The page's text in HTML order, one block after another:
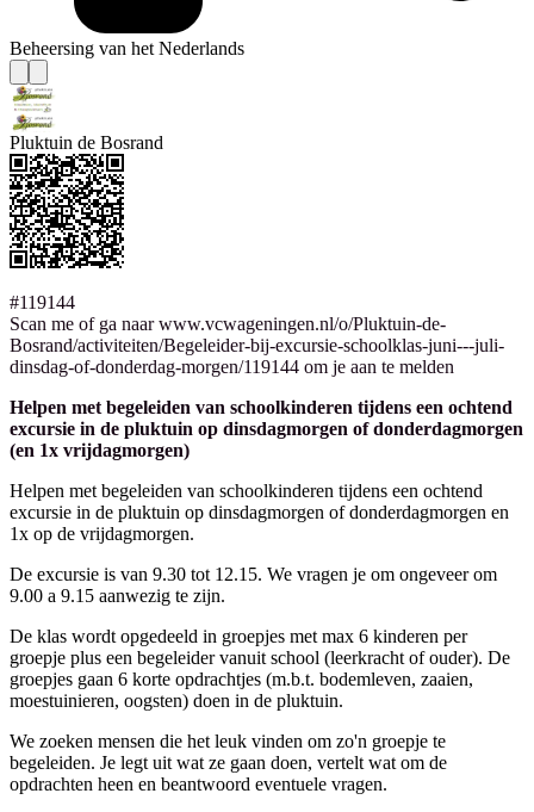
Beheersing van het Nederlands
Pluktuin de Bosrand
#119144
Scan me of ga naar www.vcwageningen.nl/o/Pluktuin-de-
Bosrand/activiteiten/Begeleider-bij-excursie-schoolklas-juni---juli-
dinsdag-of-donderdag-morgen/119144 om je aan te melden
Helpen met begeleiden van schoolkinderen tijdens een ochtend
excursie in de pluktuin op dinsdagmorgen of donderdagmorgen
(en 1x vrijdagmorgen)
Helpen met begeleiden van schoolkinderen tijdens een ochtend
excursie in de pluktuin op dinsdagmorgen of donderdagmorgen en
1x op de vrijdagmorgen.
De excursie is van 9.30 tot 12.15. We vragen je om ongeveer om
9.00 a 9.15 aanwezig te zijn.
De klas wordt opgedeeld in groepjes met max 6 kinderen per
groepje plus een begeleider vanuit school (leerkracht of ouder). De
groepjes gaan 6 korte opdrachtjes (m.b.t. bodemleven, zaaien,
moestuinieren, oogsten) doen in de pluktuin.
We zoeken mensen die het leuk vinden om zo'n groepje te
begeleiden. Je legt uit wat ze gaan doen, vertelt wat om de
opdrachten heen en beantwoord eventuele vragen.